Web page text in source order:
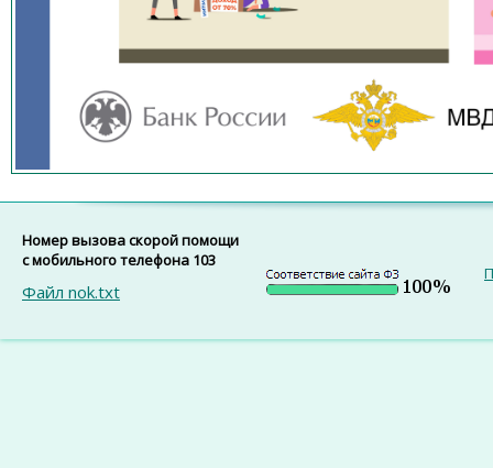
Номер вызова скорой помощи
с мобильного телефона 103
Файл nok.txt